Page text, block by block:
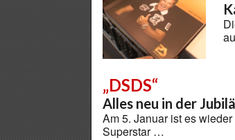
„DSDS“
Alles neu in der
Am 5. Januar ist es
Superstar …